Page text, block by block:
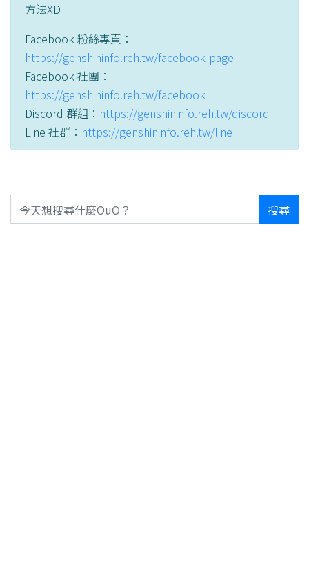
方法XD
Facebook 粉絲專頁：
https://genshininfo.reh.tw/facebook-page
Facebook 社團：
https://genshininfo.reh.tw/facebook
Discord 群組： https://genshininfo.reh.tw/discord
Line 社群： https://genshininfo.reh.tw/line
搜尋